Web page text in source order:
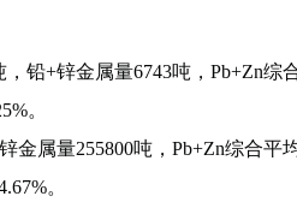
铅+锌金属量6743吨，Pb+Zn综
。
金属量255800吨，Pb+Zn综合
。